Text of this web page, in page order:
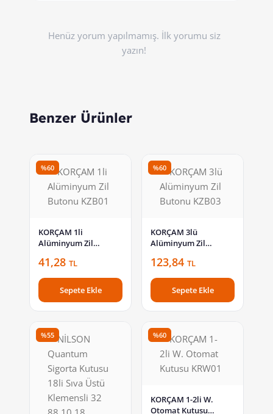
Henüz yorum yapılmamış. İlk yorumu siz
yazın!
Benzer Ürünler
%60
KORÇAM 1li
Alüminyum Zil
41,28 TL
Sepete Ekle
%60
KORÇAM 3lü
Alüminyum Zil
123,84 TL
Sepete Ekle
%55 %60
KORÇAM 1-2li W.
Otomat Kutusu